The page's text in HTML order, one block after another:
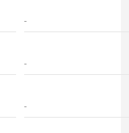
-
-
-